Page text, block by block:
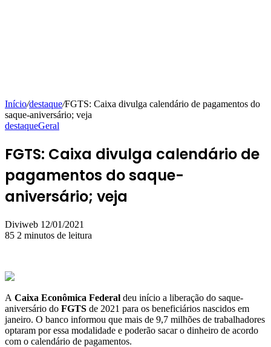
Início/destaque/FGTS: Caixa divulga calendário de pagamentos do
saque-aniversário; veja
destaqueGeral
FGTS: Caixa divulga calendário de
pagamentos do saque-
aniversário; veja
Diviweb Mande
um
12/01/2021
85 2 minutos de leitura
A Caixa Econômica Federal deu início a liberação do saque-
aniversário do FGTS de 2021 para os beneficiários nascidos em
janeiro. O banco informou que mais de 9,7 milhões de trabalhadores
optaram por essa modalidade e poderão sacar o dinheiro de acordo
com o calendário de pagamentos.